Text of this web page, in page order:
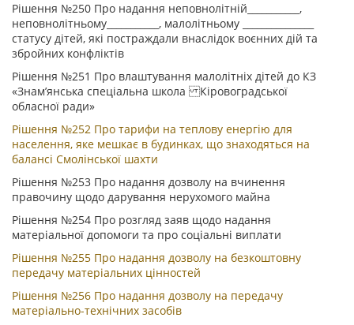
Рішення №250 Про надання неповнолітній___________,
неповнолітньому___________, малолітньому _______________
статусу дітей, які постраждали внаслідок воєнних дій та
збройних конфліктів
Рішення №251 Про влаштування малолітніх дітей до КЗ
«Знам’янська спеціальна школа Кіровоградської
обласної ради»
Рішення №252 Про тарифи на теплову енергію для
населення, яке мешкає в будинках, що знаходяться на
балансі Смолінської шахти
Рішення №253 Про надання дозволу на вчинення
правочину щодо дарування нерухомого майна
Рішення №254 Про розгляд заяв щодо надання
матеріальної допомоги та про соціальні виплати
Рішення №255 Про надання дозволу на безкоштовну
передачу матеріальних цінностей
Рішення №256 Про надання дозволу на передачу
матеріально-технічних засобів